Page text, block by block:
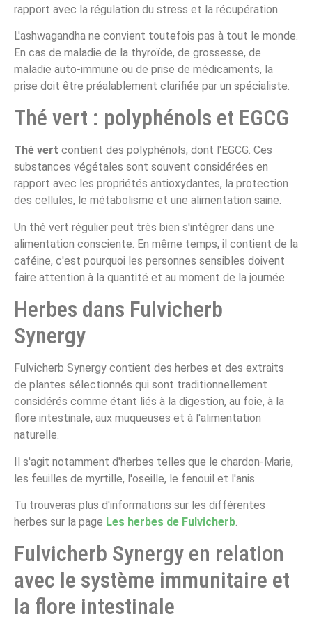
rapport avec la régulation du stress et la récupération.
L'ashwagandha ne convient toutefois pas à tout le monde.
En cas de maladie de la thyroïde, de grossesse, de
maladie auto-immune ou de prise de médicaments, la
prise doit être préalablement clarifiée par un spécialiste.
Thé vert : polyphénols et EGCG
Thé vert contient des polyphénols, dont l'EGCG. Ces
substances végétales sont souvent considérées en
rapport avec les propriétés antioxydantes, la protection
des cellules, le métabolisme et une alimentation saine.
Un thé vert régulier peut très bien s'intégrer dans une
alimentation consciente. En même temps, il contient de la
caféine, c'est pourquoi les personnes sensibles doivent
faire attention à la quantité et au moment de la journée.
Herbes dans Fulvicherb
Synergy
Fulvicherb Synergy contient des herbes et des extraits
de plantes sélectionnés qui sont traditionnellement
considérés comme étant liés à la digestion, au foie, à la
flore intestinale, aux muqueuses et à l'alimentation
naturelle.
Il s'agit notamment d'herbes telles que le chardon-Marie,
les feuilles de myrtille, l'oseille, le fenouil et l'anis.
Tu trouveras plus d'informations sur les différentes
herbes sur la page Les herbes de Fulvicherb.
Fulvicherb Synergy en relation
avec le système immunitaire et
la flore intestinale